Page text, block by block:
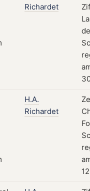
Richardet
H.A.
Richardet